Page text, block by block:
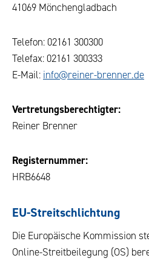
41069 Mönchengladbach
Telefon: 02161 300300
Telefax: 02161 300333
E-Mail: info@reiner-brenner.de
Vertretungs­berechtigter:
Reiner Brenner
Registernummer:
HRB6648
EU-Streitschlichtung
Die Europäische Kommission
Online-Streitbeilegung (OS)